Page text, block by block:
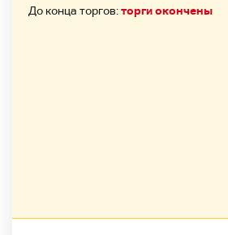
До конца торгов:торги окончены